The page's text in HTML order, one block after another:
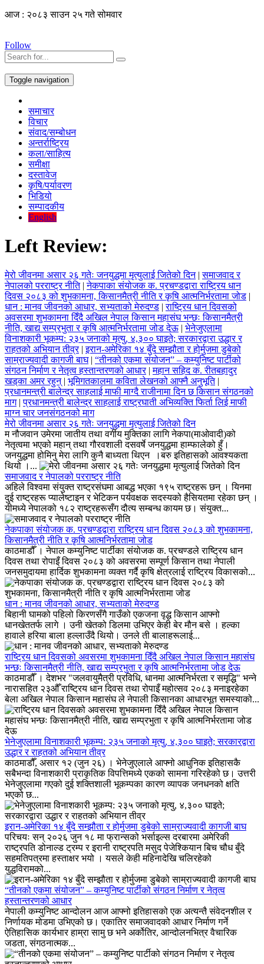
आज : २०८३ साउन २५ गते सोमवार
Follow
Toggle navigation
समाचार
विचार
संवाद/सम्बोधन
अन्तर्राष्ट्रिय
कला/साहित्य
समीक्षा
दस्तावेज
कृषि/पर्यावरण
भिडियो
सम्पादकीय
English
Left Review:
मेरो जीवनमा असार २६ गतेः जनयुद्धमा मृत्युलाई जितेको दिन |समाजवाद र
नेपालको परराष्ट्र नीति |नेकपाका संयोजक क. प्रचण्डद्वारा राष्ट्रिय धान
दिवस २०८३ को शुभकामना, किसानमैत्री नीति र कृषि आत्मनिर्भरतामा जोड |
धान : मानव जीवनको आधार, सभ्यताको मेरुदण्ड |राष्ट्रिय धान दिवसको
अवसरमा शुभकामना दिँदै अखिल नेपाल किसान महासंघ भन्छः किसानमैत्री
नीति, खाद्य सम्प्रभुता र कृषि आत्मनिर्भरतामा जोड देऊ | भेनेजुएलामा
विनाशकारी भूकम्प: २३५ जनाको मृत्यु, ४,३०० घाइते; सरकारद्वारा उद्धार र
राहतको अभियान तीव्र |इरान-अमेरिका १४ बुँदे सम्झौता र होर्मुजमा डुबेको
साम्राज्यवादी कागजी बाघ | “तीनको एकमा संयोजन” – कम्युनिष्ट पार्टीको
संगठन निर्माण र नेतृत्व हस्तान्तरणको आधार |महान सहिद क. रीतबहादुर
खड्‌का अमर रहुन् | भूमिगतकालमा कविता लेखनको आफ्नै अनुभूति |
प्रधानमन्त्री बालेन्द्र साहलाई माफी माग्दै राजीनामा दिन छ किसान संगठनको
माग |प्रधानमन्त्री बालेन्द्र साहलाई राष्ट्रघाती अभिव्यक्ति फिर्ता लिई माफी
माग्न चार जनसंगठनको माग
मेरो जीवनमा असार २६ गतेः जनयुद्धमा मृत्युलाई जितेको दिन
म नौजवान उमेरमा जातीय तथा वर्गीय मुक्तिका लागि नेकपा(माओवादी)को
नेतृत्वमा भएको महान् तथा गौरवशाली दसवर्षे जनयुद्धमा हाम्फालेको हुँ।
जनयुद्धमा होमिनु मेरा लागि कुनै बाध्यता थिएन ।बरु इतिहासको आवश्यकता
थियो ।...
समाजवाद र नेपालको परराष्ट्र नीति
अहिले विश्वमा संयुक्त राष्ट्रसंघमा आबद्ध भएका १९५ राष्ट्रहरू छन् । यिनमा
दुई राष्ट्रहरू प्यालेष्टाइन र भेटिकन पर्यवक्षक सदस्यको हैसियतमा रहेका छन् ।
यीमध्ये नेपालको १८२ राष्ट्रहरूसँग दौत्य सम्बन्ध कायम छ। संयुक्त...
नेकपाका संयोजक क. प्रचण्डद्वारा राष्ट्रिय धान दिवस २०८३ को शुभकामना,
किसानमैत्री नीति र कृषि आत्मनिर्भरतामा जोड
काठमाडौँ । नेपाल कम्युनिष्ट पार्टीका संयोजक क. प्रचण्डले राष्ट्रिय धान
दिवस तथा रोपाइँ दिवस २०८३ को अवसरमा सम्पूर्ण किसान तथा नेपाली
जनसमुदायमा हार्दिक शुभकामना व्यक्त गर्दै कृषि क्षेत्रलाई राष्ट्रिय विकासको...
धान : मानव जीवनको आधार, सभ्यताको मेरुदण्ड
बिहानी घामको पहिलो किरणसँगै गाउँको एकजना वृद्ध किसान आफ्नो
धानखेततर्फ लागे । उनी खेतको डिलमा उभिएर केही बेर मौन बसे । हल्का
हावाले हरिया बाला हल्लाउँदै थियो। उनले ती बालाहरूलाई...
राष्ट्रिय धान दिवसको अवसरमा शुभकामना दिँदै अखिल नेपाल किसान महासंघ
भन्छः किसानमैत्री नीति, खाद्य सम्प्रभुता र कृषि आत्मनिर्भरतामा जोड देऊ
काठमाडौँ । देशभर "जलवायुमैत्री प्रविधि, धानमा आत्मनिर्भरता र समृद्धि" भन्ने
नारासहित २३औँ राष्ट्रिय धान दिवस तथा रोपाइँ महोत्सव २०८३ मनाइरहेका
बेला अखिल नेपाल किसान महासंघ ले नेपाली किसानका आधारभूत समस्याको...
भेनेजुएलामा विनाशकारी भूकम्प: २३५ जनाको मृत्यु, ४,३०० घाइते; सरकारद्वारा
उद्धार र राहतको अभियान तीव्र
काठमाडौँ, असार १२ (जुन २६) । भेनेजुएलाले आफ्नो आधुनिक इतिहासकै
सबैभन्दा विनाशकारी प्राकृतिक विपत्तिमध्ये एकको सामना गरिरहेको छ। उत्तरी
भेनेजुएलामा गएको दुई शक्तिशाली भूकम्पका कारण व्यापक जनधनको क्षति
भएको छ...
इरान-अमेरिका १४ बुँदे सम्झौता र होर्मुजमा डुबेको साम्राज्यवादी कागजी बाघ
परिचयः सन् २०२६ जुन १८ मा फ्रान्सको भर्साइल्स दरबारमा अमेरिकी
राष्ट्रपति डोनाल्ड ट्रम्प र इरानी राष्ट्रपति मसुद पेजेश्कियान बिच चौध बुँदे
सहमतिपत्रमा हस्ताक्षर भयो । यसले केही महिनादेखि चलिरहेको
युद्धविरामको...
“तीनको एकमा संयोजन” – कम्युनिष्ट पार्टीको संगठन निर्माण र नेतृत्व
हस्तान्तरणको आधार
नेपाली कम्युनिष्ट आन्दोलन आज आफ्नो इतिहासको एक अत्यन्तै संवेदनशील र
निर्णायक मोडमा उभिएको छ। एकातिर समाजवादको आधार निर्माण गर्ने
ऐतिहासिक कार्यभार हाम्रा सामु छ भने अर्कोतिर, आन्दोलनभित्र वैचारिक
जडता, संगठनात्मक...